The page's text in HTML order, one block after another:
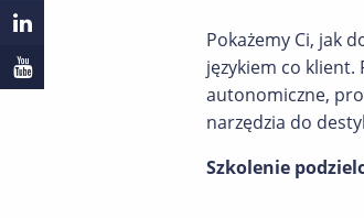
Pokażemy Ci, jak
językiem co
autonomiczne,
narzędzia do
Szkolenie